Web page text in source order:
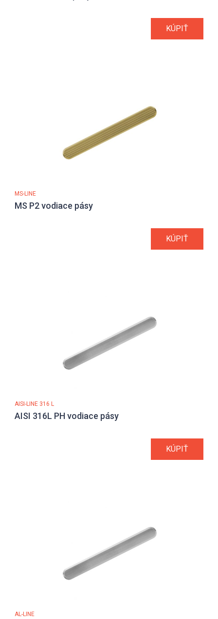
KÚPIŤ
MS-LINE
MS P2 vodiace pásy
KÚPIŤ
AISI-LINE 316 L
AISI 316L PH vodiace pásy
KÚPIŤ
AL-LINE